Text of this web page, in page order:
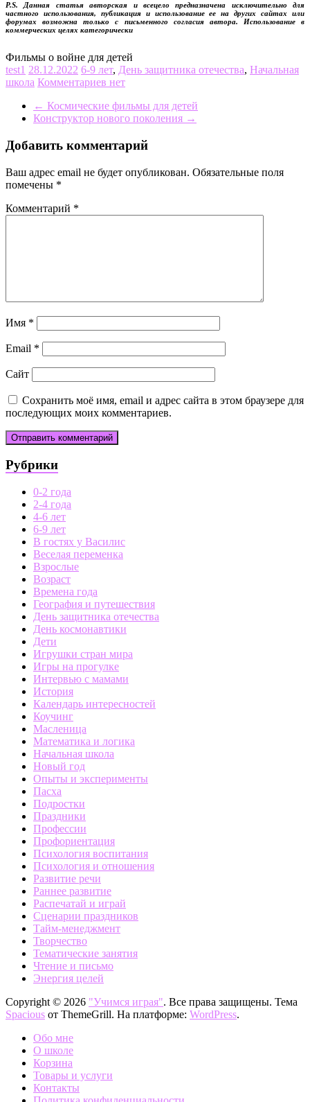
P.S. Данная статья авторская и всецело предназначена исключительно для
частного использования, публикация и использование ее на других сайтах или
форумах возможна только с письменного согласия автора. Использование в
коммерческих целях категорически
Фильмы о войне для детей
test1 28.12.2022 6-9 лет, День защитника отечества, Начальная
школа Комментариев нет
← Космические фильмы для детей
Конструктор нового поколения →
Добавить комментарий
Ваш адрес email не будет опубликован. Обязательные поля
помечены *
Комментарий *
Имя *
Email *
Сайт
Сохранить моё имя, email и адрес сайта в этом браузере для
последующих моих комментариев.
Рубрики
0-2 года
2-4 года
4-6 лет
6-9 лет
В гостях у Василис
Веселая переменка
Взрослые
Возраст
Времена года
География и путешествия
День защитника отечества
День космонавтики
Дети
Игрушки стран мира
Игры на прогулке
Интервью с мамами
История
Календарь интересностей
Коучинг
Масленица
Математика и логика
Начальная школа
Новый год
Опыты и эксперименты
Пасха
Подростки
Праздники
Профессии
Профориентация
Психология воспитания
Психология и отношения
Развитие речи
Раннее развитие
Распечатай и играй
Сценарии праздников
Тайм-менеджмент
Творчество
Тематические занятия
Чтение и письмо
Энергия целей
Copyright © 2026 "Учимся играя". Все права защищены. Тема
Spacious от ThemeGrill. На платформе: WordPress.
Обо мне
О школе
Корзина
Товары и услуги
Контакты